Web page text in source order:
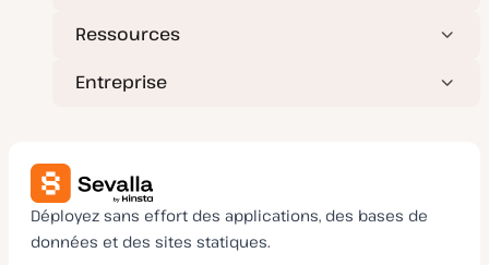
Ressources
Entreprise
Déployez sans effort des applications, des bases de
données et des sites statiques.